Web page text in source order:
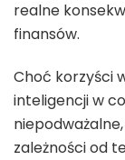
realne
finansów.
Choć korzyści
inteligencji w
zależności od